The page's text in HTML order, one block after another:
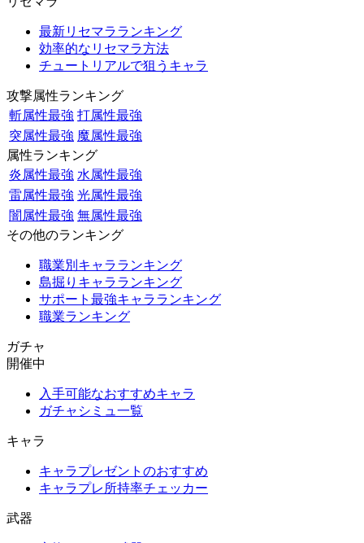
最新リセマラランキング
効率的なリセマラ方法
チュートリアルで狙うキャラ
攻撃属性ランキング
斬属性最強 打属性最強
突属性最強 魔属性最強
属性ランキング
炎属性最強 水属性最強
雷属性最強 光属性最強
闇属性最強 無属性最強
その他のランキング
職業別キャラランキング
島掘りキャラランキング
サポート最強キャラランキング
職業ランキング
ガチャ
開催中
入手可能なおすすめキャラ
ガチャシミュ一覧
キャラ
キャラプレゼントのおすすめ
キャラプレ所持率チェッカー
武器